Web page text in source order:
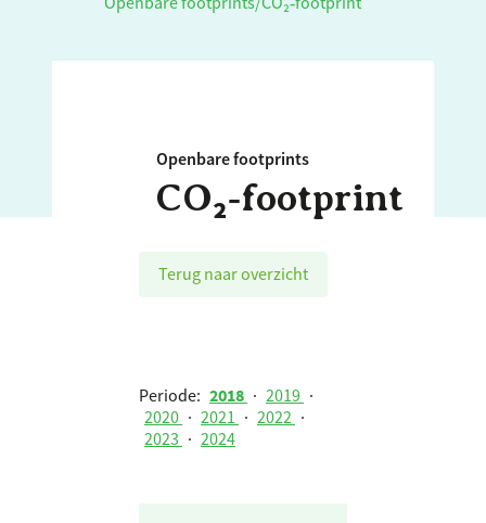
Openbare footprints
CO₂‑footprint
Terug naar overzicht
Periode: 2018 · 2019 ·
2020 · 2021 · 2022 ·
2023 · 2024